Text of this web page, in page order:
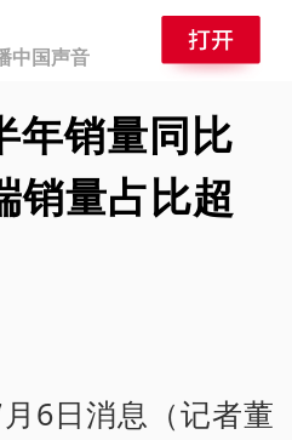
中国声音
年销量同比
销量占比超
6日消息（记者董